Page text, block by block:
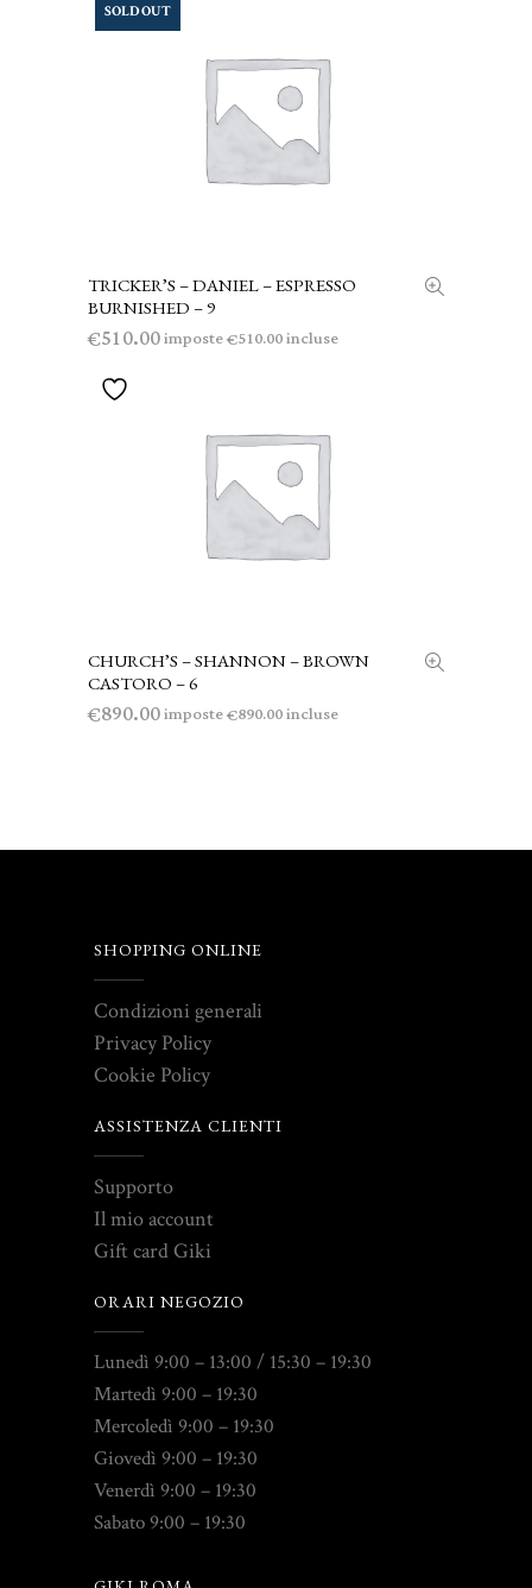
SOLD OUT
LEGGI TUTTO
TRICKER’S – DANIEL – ESPRESSO
BURNISHED – 9
€510.00imposte€510.00incluse
AGGIUNGI AL CARRELLO
CHURCH’S – SHANNON – BROWN
CASTORO – 6
€890.00imposte€890.00incluse
SHOPPING ONLINE
Condizioni generali
Privacy Policy
Cookie Policy
ASSISTENZA CLIENTI
Supporto
Il mio account
Gift card Giki
ORARI NEGOZIO
Lunedì 9:00 – 13:00 / 15:30 – 19:30
Martedì 9:00 – 19:30
Mercoledì 9:00 – 19:30
Giovedì 9:00 – 19:30
Venerdì 9:00 – 19:30
Sabato 9:00 – 19:30